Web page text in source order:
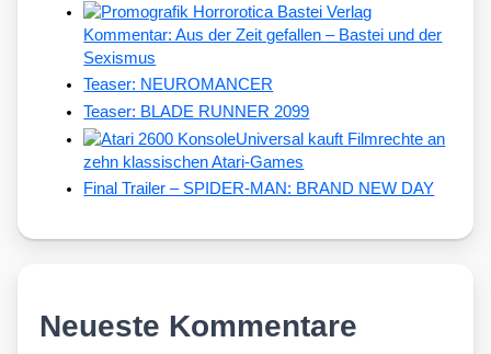
Kommentar: Aus der Zeit gefallen – Bastei und der
Sexismus
Teaser: NEUROMANCER
Teaser: BLADE RUNNER 2099
Universal kauft Filmrechte an
zehn klassischen Atari-Games
Final Trailer – SPIDER-MAN: BRAND NEW DAY
Neueste Kommentare